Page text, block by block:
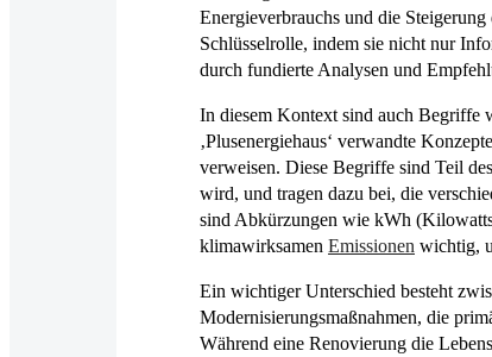
Energieverbrauchs und die
Schlüsselrolle, indem sie nicht nur
durch fundierte Analysen und
In diesem Kontext sind auch Begriffe
‚Plusenergiehaus‘ verwandte
verweisen. Diese Begriffe sind Teil
wird, und tragen dazu bei, die
sind Abkürzungen wie kWh
klimawirksamen Emissionen wichtig,
Ein wichtiger Unterschied besteht
Modernisierungsmaßnahmen, die
Während eine Renovierung die